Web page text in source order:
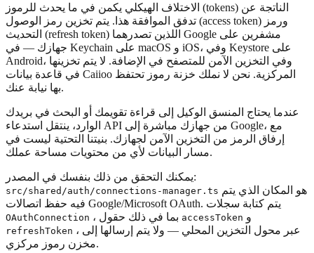
الاختلاف الهيكلي يكمن في ما يحدث للرموز (tokens) الناتجة عن
تدفق الموافقة هذا. يتم تخزين رمز الوصول (access token) ورمز
التحديث (refresh token) اللذين تصدرهما Google مشفرين على
جهازك — في Keychain على macOS و iOS، وفي Keystore على
Android، وفي التخزين الآمن للمتصفح في الإضافة. لا يتم تخزينها
في قاعدة بيانات Caiioo المركزية. نحن لا نملك خزنة رموز تحتفظ
بها نيابة عنك.
عندما يحتاج المنسق الوكيل إلى قراءة تقويمك أو البحث في بريدك
الوارد، ينتقل استدعاء API من جهازك مباشرة إلى Google، مع
إرفاق الرمز من التخزين الآمن لجهازك. بنيتنا التحتية ليست في
مسار البيانات لأي من محتويات مساحة عملك.
يمكنك التحقق من ذلك بنفسك في المصدر:
src/shared/auth/connections-manager.ts
فيه حفظ اتصالات Google/Microsoft OAuth. يتم كتابة سجلات
OAuthConnection accessToken و
refreshToken ، عبر محول التخزين المحلي — ولا يتم إرسالها إلى
مخزن رموز مركزي.